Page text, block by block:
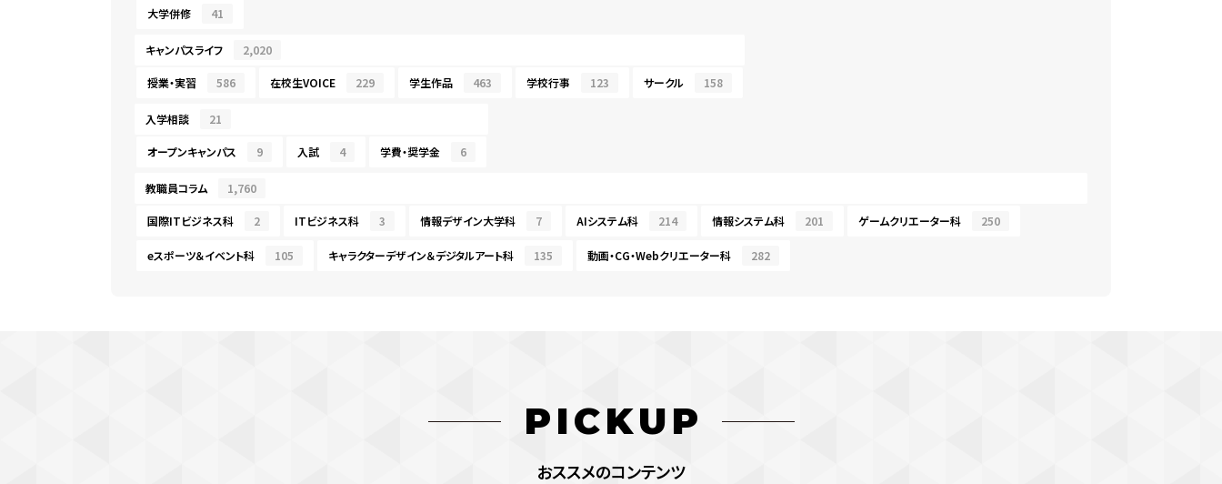
大学併修 41
キャンパスライフ 2,020
授業・実習 586 在校生VOICE 229 学生作品 463 学校行事 123 サークル 158
入学相談 21
オープンキャンパス 9 入試 4 学費・奨学金 6
教職員コラム 1,760
国際ITビジネス科 2 ITビジネス科 3 情報デザイン大学科 7 AIシステム科 214 情報システム科 201 ゲームクリエーター科 250
eスポーツ＆イベント科 105 キャラクターデザイン＆デジタルアート科 135 動画・CG・Webクリエーター科 282
PICKUP
おススメのコンテンツ